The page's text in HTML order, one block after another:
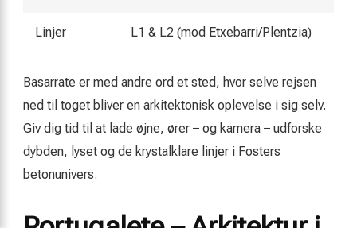
Linjer L1 & L2 (mod Etxebarri/Plentzia)
Basarrate er med andre ord et sted, hvor selve rejsen
ned til toget bliver en arkitektonisk oplevelse i sig selv.
Giv dig tid til at lade øjne, ører – og kamera – udforske
dybden, lyset og de krystalklare linjer i Fosters
betonunivers.